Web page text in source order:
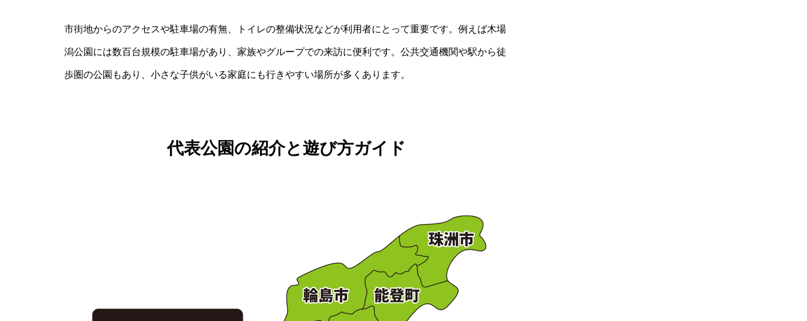
市街地からのアクセスや駐車場の有無、トイレの整備状況などが利用者にとって重要です。例えば木場
潟公園には数百台規模の駐車場があり、家族やグループでの来訪に便利です。公共交通機関や駅から徒
歩圏の公園もあり、小さな子供がいる家庭にも行きやすい場所が多くあります。
代表公園の紹介と遊び方ガイド